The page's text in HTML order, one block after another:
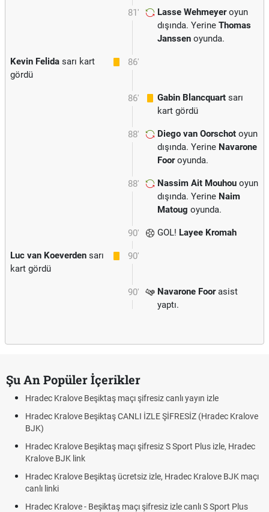
81' Lasse Wehmeyeroyun
dışında. Yerine Thomas
Janssen oyunda.
86'
Kevin Felida sarı kart
gördü
86' Gabin Blancquart sarı
kart gördü
88' Diego van Oorschot oyun
dışında. Yerine Navarone
Fooroyunda.
88' Nassim Ait Mouhou oyun
dışında. Yerine Naim
Matoug oyunda.
90' GOL! Layee Kromah
90'
Luc van Koeverden sarı
kart gördü
90' Navarone Foorasist
yaptı.
Şu An Popüler İçerikler
Hradec Kralove Beşiktaş maçı şifresiz canlı yayın izle
Hradec Kralove Beşiktaş CANLI İZLE ŞİFRESİZ (Hradec Kralove
BJK)
Hradec Kralove Beşiktaş maçı şifresiz S Sport Plus izle, Hradec
Kralove BJK link
Hradec Kralove Beşiktaş ücretsiz izle, Hradec Kralove BJK maçı
canlı linki
Hradec Kralove - Beşiktaş maçı şifresiz izle canlı S Sport Plus